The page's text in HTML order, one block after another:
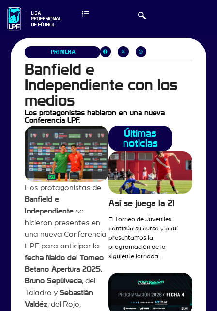
PRIMERA
Banfield e
Independiente con los
medios
Los protagonistas hablaron en una nueva
Conferencia LPF.
Los protagonistas de
Banfield e
Independientese
hicieron presentes en
una nueva Conferencia
LPF para anticipar la
fecha Naldo del Torneo
Betano Apertura 2025.
Bruno Sepúlveda, del
Taladro y Sebastián
Valdéz, del Rojo,
Últimas
noticias
Así se juega la 21
El Torneo de Juveniles
continúa su curso y aquí
presentamos la
programación de la
siguiente jornada.